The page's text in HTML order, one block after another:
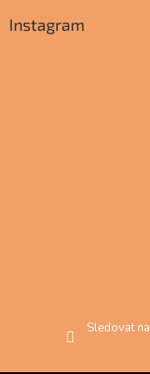
Instagram
Sledovat